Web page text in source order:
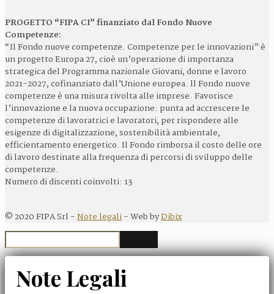
PROGETTO “FIPA CI” finanziato dal Fondo Nuove
Competenze:
“Il Fondo nuove competenze. Competenze per le innovazioni” è
un progetto Europa 27, cioè un’operazione di importanza
strategica del Programma nazionale Giovani, donne e lavoro
2021-2027, cofinanziato dall’Unione europea. ll Fondo nuove
competenze è una misura rivolta alle imprese. Favorisce
l’innovazione e la nuova occupazione: punta ad accrescere le
competenze di lavoratrici e lavoratori, per rispondere alle
esigenze di digitalizzazione, sostenibilità ambientale,
efficientamento energetico. Il Fondo rimborsa il costo delle ore
di lavoro destinate alla frequenza di percorsi di sviluppo delle
competenze.
Numero di discenti coinvolti: 13
©2020FIPA Srl -Note legali- Web byDibix
Note Legali